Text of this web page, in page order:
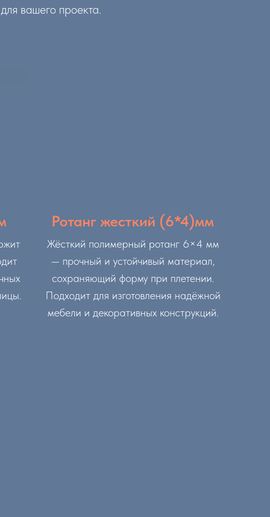
вашего проекта.
Ротанг жесткий (6*4)мм
Жёсткий полимерный ротанг 6×4 мм
— прочный и устойчивый материал,
сохраняющий форму при плетении.
Подходит для изготовления надёжной
мебели и декоративных конструкций.